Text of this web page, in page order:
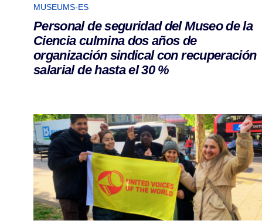
MUSEUMS-ES
Personal de seguridad del Museo de la
Ciencia culmina dos años de
organización sindical con recuperación
salarial de hasta el 30 %